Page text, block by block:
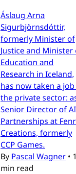
Áslaug Arna
Sigurbjörnsdóttir,
formerly Minister of
Justice and Minister
Education and
Research in Iceland,
has now taken a
the private sector:
Senior Director of AI
Partnerships at
Creations, formerly
CCP Games.
By Pascal Wagner • 1
min read